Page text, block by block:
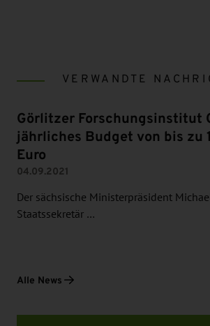
VERWANDTE
Görlitzer Forschungsinstitut
jährliches Budget von bis zu
Euro
04.09.2021
Der sächsische Ministerpräsident
Staatssekretär …
Alle News